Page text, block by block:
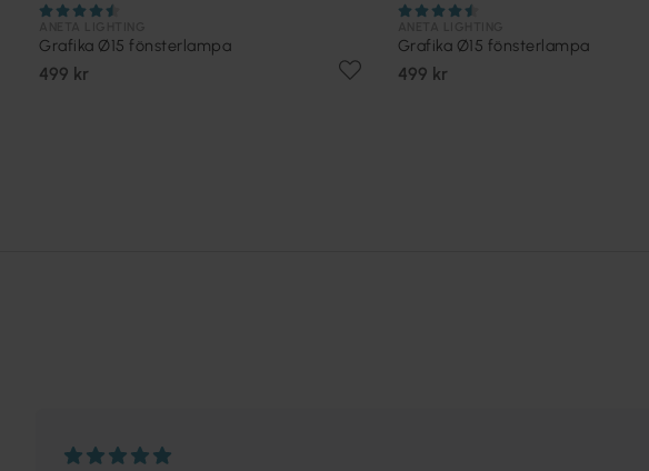
Grafika Ø15 fönsterlampa
499 kr
Grafika Ø15 fönsterlampa
499 kr